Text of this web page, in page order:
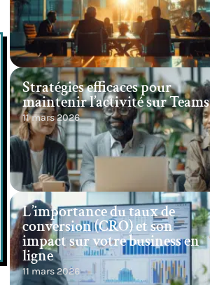
Stratégies efficaces pour
maintenir l’activité sur Teams
11 mars 2026
L’importance du taux de
conversion (CRO) et son
impact sur votre business en
ligne
11 mars 2026